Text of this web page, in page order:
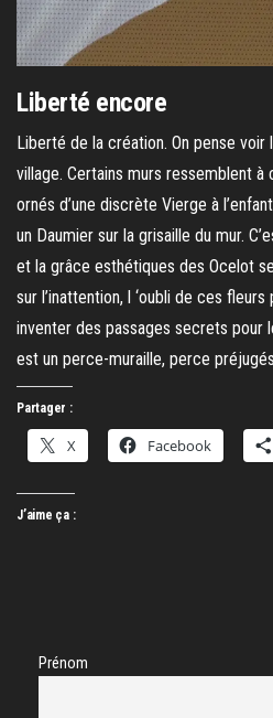
Liberté encore
Liberté de la création. On pense voir
village. Certains murs ressemblent à
ornés d’une discrète Vierge à
un Daumier sur la grisaille du mur.
et la grâce esthétiques des Ocelot
sur l’inattention, l ‘oubli de ces
inventer des passages secrets pour
est un perce-muraille, perce
Partager :
X Facebook
J’aime ça :
Prénom